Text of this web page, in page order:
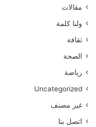
مقالات
ولنا كلمة
ثقافة
الصحة
رياضة
Uncategorized
غير مصنف
اتصل بنا